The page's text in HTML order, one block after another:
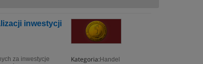
inwestycji
Kategoria: Handel
za inwestycje